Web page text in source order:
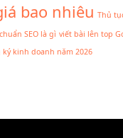
bao nhiêu Thủ
SEO là gì viết bài lên top
ký kinh doanh năm 2026